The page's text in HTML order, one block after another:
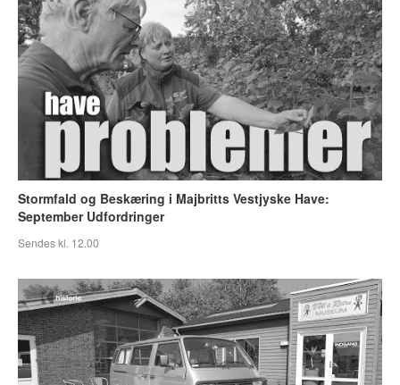
Stormfald og Beskæring i Majbritts Vestjyske Have:
September Udfordringer
Sendes kl. 12.00